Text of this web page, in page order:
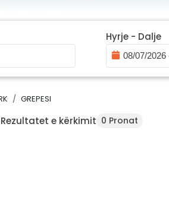
Hyrje - Dalje
GREPESI
Rezultatet e kërkimit 0 Pronat